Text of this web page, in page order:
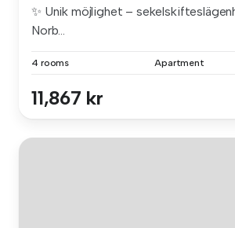
✨ Unik möjlighet –
Norb...
4 rooms Apartment
11,867 kr